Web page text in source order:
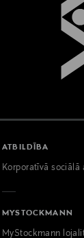
ATBILDĪBA
Korporatīvā sociālā
MYSTOCKMANN
MyStockmann